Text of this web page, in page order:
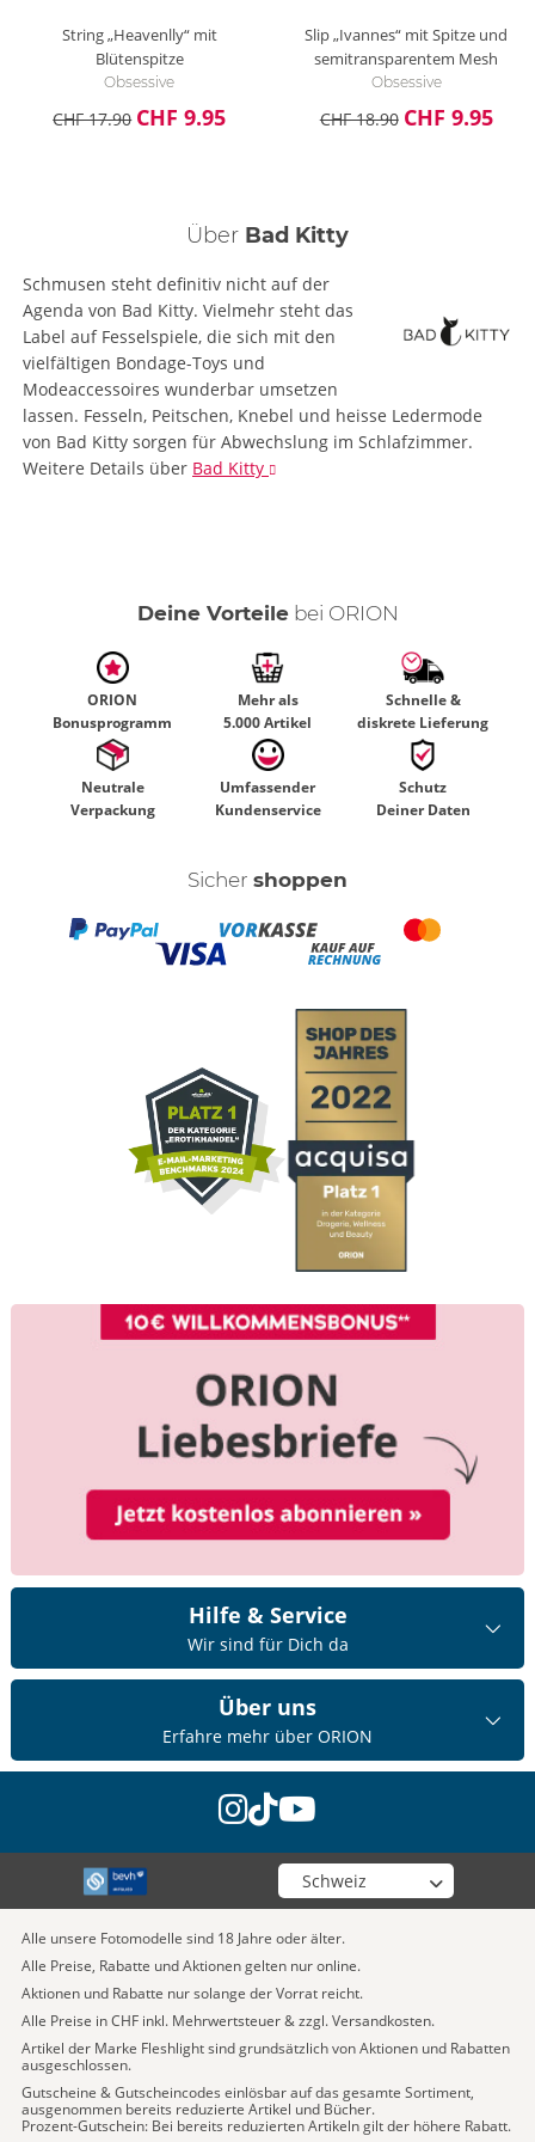
String „Heavenlly“ mit
Blütenspitze
Obsessive
CHF 17.90 CHF 9.95
Slip „Ivannes“ mit Spitze und
semitransparentem Mesh
Obsessive
CHF 18.90 CHF 9.95
Über Bad Kitty
Schmusen steht definitiv nicht auf der
Agenda von Bad Kitty. Vielmehr steht das
Label auf Fesselspiele, die sich mit den
vielfältigen Bondage-Toys und
Modeaccessoires wunderbar umsetzen
lassen. Fesseln, Peitschen, Knebel und heisse Ledermode
von Bad Kitty sorgen für Abwechslung im Schlafzimmer.
Weitere Details über Bad Kitty
Deine Vorteilebei ORION
ORION
Bonusprogramm
Mehr als
5.000 Artikel
Schnelle &
diskrete Lieferung
Neutrale
Verpackung
Umfassender
Kundenservice
Schutz
Deiner Daten
Sicher shoppen
Hilfe & Service
Wir sind für Dich da
Über uns
Erfahre mehr über ORION
instagram
tiktok
youtube
Wähle deinen Shop
Alle unsere Fotomodelle sind 18 Jahre oder älter.
Alle Preise, Rabatte und Aktionen gelten nur online.
Aktionen und Rabatte nur solange der Vorrat reicht.
Alle Preise in CHF inkl. Mehrwertsteuer & zzgl. Versandkosten.
Artikel der Marke Fleshlight sind grundsätzlich von Aktionen und Rabatten
ausgeschlossen.
Gutscheine & Gutscheincodes einlösbar auf das gesamte Sortiment,
ausgenommen bereits reduzierte Artikel und Bücher.
Prozent-Gutschein: Bei bereits reduzierten Artikeln gilt der höhere Rabatt.